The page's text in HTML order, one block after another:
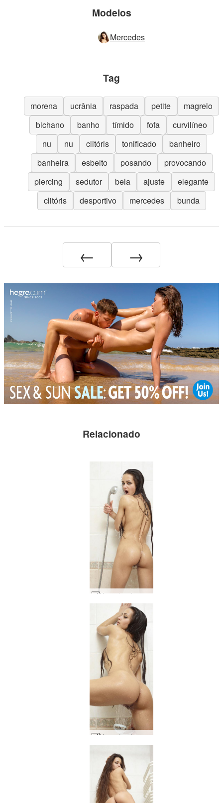
Modelos
Mercedes
Tag
morena ucrânia raspada petite
magrelo
bichano
banho tímido fofa
curvilíneo
nu
nu clitóris tonificado
banheiro
banheira
esbelto posando
provocando
piercing
sedutor bela ajuste
elegante
clitóris
desportivo mercedes bunda
← →
Relacionado
Mercedes chuveiro voyeur #76
Mercedes chuveiro voyeur #79